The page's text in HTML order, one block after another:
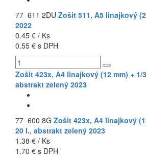
77 611 2DU Zošit 511, A5 linajkový
2022
0.45 € / Ks
0.55 € s DPH
Zošit 423x, A4 linajkový (12 mm) + 1/
abstrakt zelený 2023
77 600 8G Zošit 423x, A4 linajkový
20 l., abstrakt zelený 2023
1.38 € / Ks
1.70 € s DPH